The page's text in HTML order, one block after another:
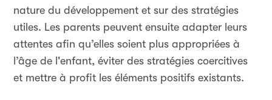
nature du développement et sur des stratégies
utiles. Les parents peuvent ensuite adapter leurs
attentes afin qu’elles soient plus appropriées à
l’âge de l'enfant, éviter des stratégies coercitives
et mettre à profit les éléments positifs existants.